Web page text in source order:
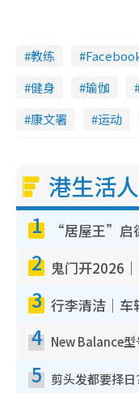
教练
健身
瑜伽
康文署
运动
港生活
1
2
3
4
5